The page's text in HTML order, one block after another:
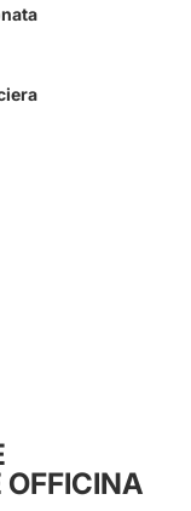
OFFICINA